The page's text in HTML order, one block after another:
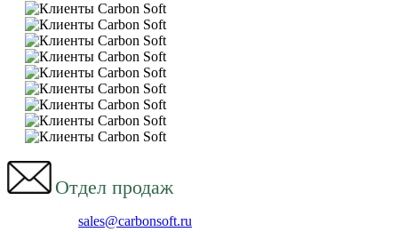
Отдел продаж
sales@carbonsoft.ru